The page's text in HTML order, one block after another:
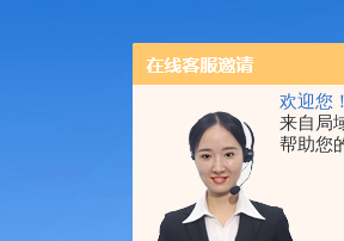
欢迎您！
来自局
帮助您